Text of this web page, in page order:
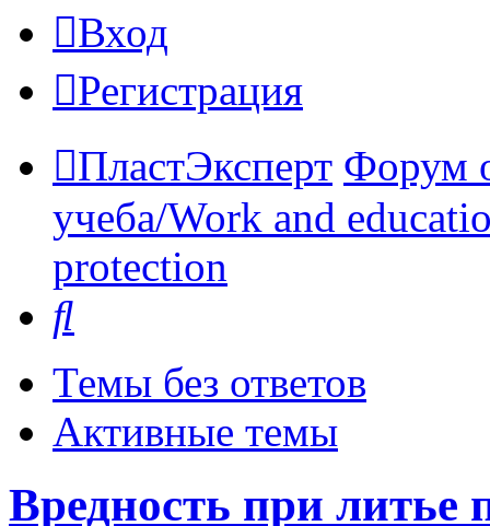
Вход
Регистрация
ПластЭксперт Форум
учеба/Work and
protection
Темы без ответов
Активные темы
Вредность при литье